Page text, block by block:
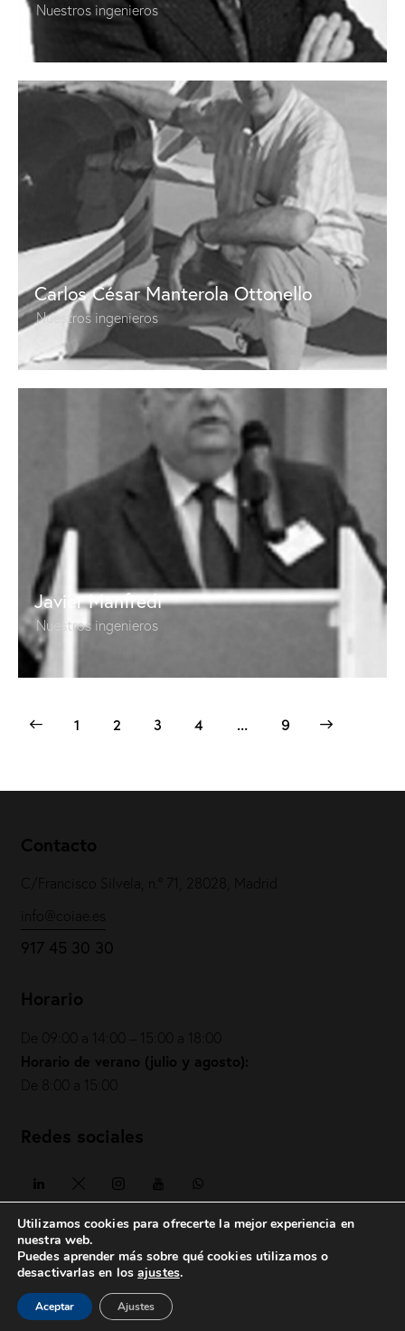
Nuestros ingenieros
Carlos César Manterola Ottonello
Nuestros ingenieros
Javier Manfredi
Nuestros ingenieros
1 2 3 4 … 9
>
Contacto
C/Francisco Silvela, n.º 71, 28028, Madrid
917 45 30 30
Horario
De 09:00 a 14:00 – 15:00 a 18:00
Horario de verano (julio y agosto):
De 8:00 a 15:00
Redes sociales
COIAE© 2026. Todos los derechos reservados
Política de privacidad|Política de cookies
posicionesrealbetis
Utilizamos cookies para ofrecerte la mejor experiencia en
nuestra web.
Puedes aprender más sobre qué cookies utilizamos o
desactivarlas en losajustes.
Aceptar Ajustes